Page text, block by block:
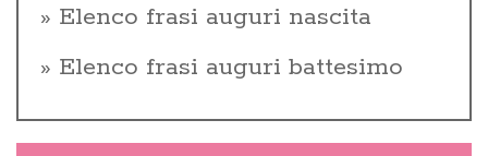
Elenco frasi auguri nascita
Elenco frasi auguri battesimo